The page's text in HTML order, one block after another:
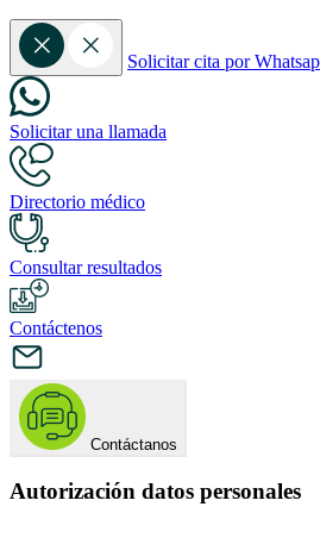
Solicitar cita por
Solicitar una llamada
Directorio médico
Consultar resultados
Contáctenos
Contáctanos
Autorización datos personales